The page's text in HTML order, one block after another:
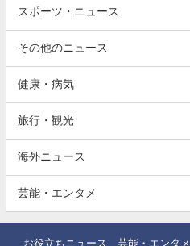
スポーツ・ニュース
その他のニュース
健康・病気
旅行・観光
海外ニュース
芸能・エンタメ
お役立ちニュース 芸能・エンタメ